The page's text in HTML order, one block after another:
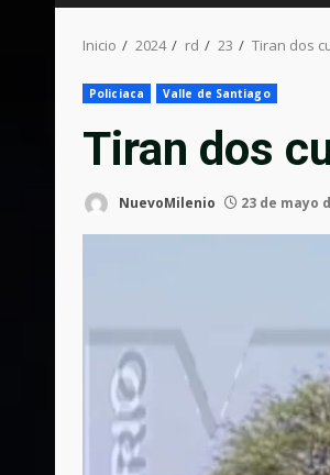
Inicio 2024 rd 23 Tiran dos
Policiaca Valle de Santiago
Tiran dos
NuevoMilenio 23 de mayo